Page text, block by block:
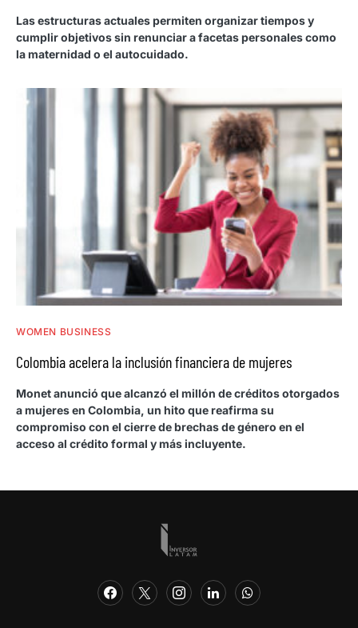
Las estructuras actuales permiten organizar tiempos y
cumplir objetivos sin renunciar a facetas personales como
la maternidad o el autocuidado.
WOMEN BUSINESS
Colombia acelera la inclusión financiera de mujeres
Monet anunció que alcanzó el millón de créditos otorgados
a mujeres en Colombia, un hito que reafirma su
compromiso con el cierre de brechas de género en el
acceso al crédito formal y más incluyente.